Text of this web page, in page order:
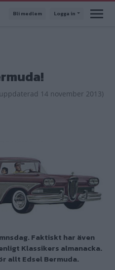
Bli medlem Logga in
uppdaterad 14 november 2013)
Faktiskt har även
Klassikers almanacka.
allt Edsel Bermuda.